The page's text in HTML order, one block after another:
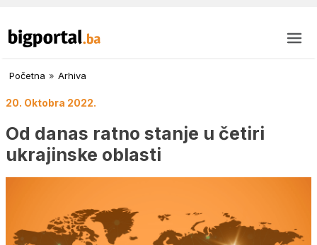
Početna » Arhiva
20. Oktobra 2022.
Od danas ratno stanje u četiri
ukrajinske oblasti